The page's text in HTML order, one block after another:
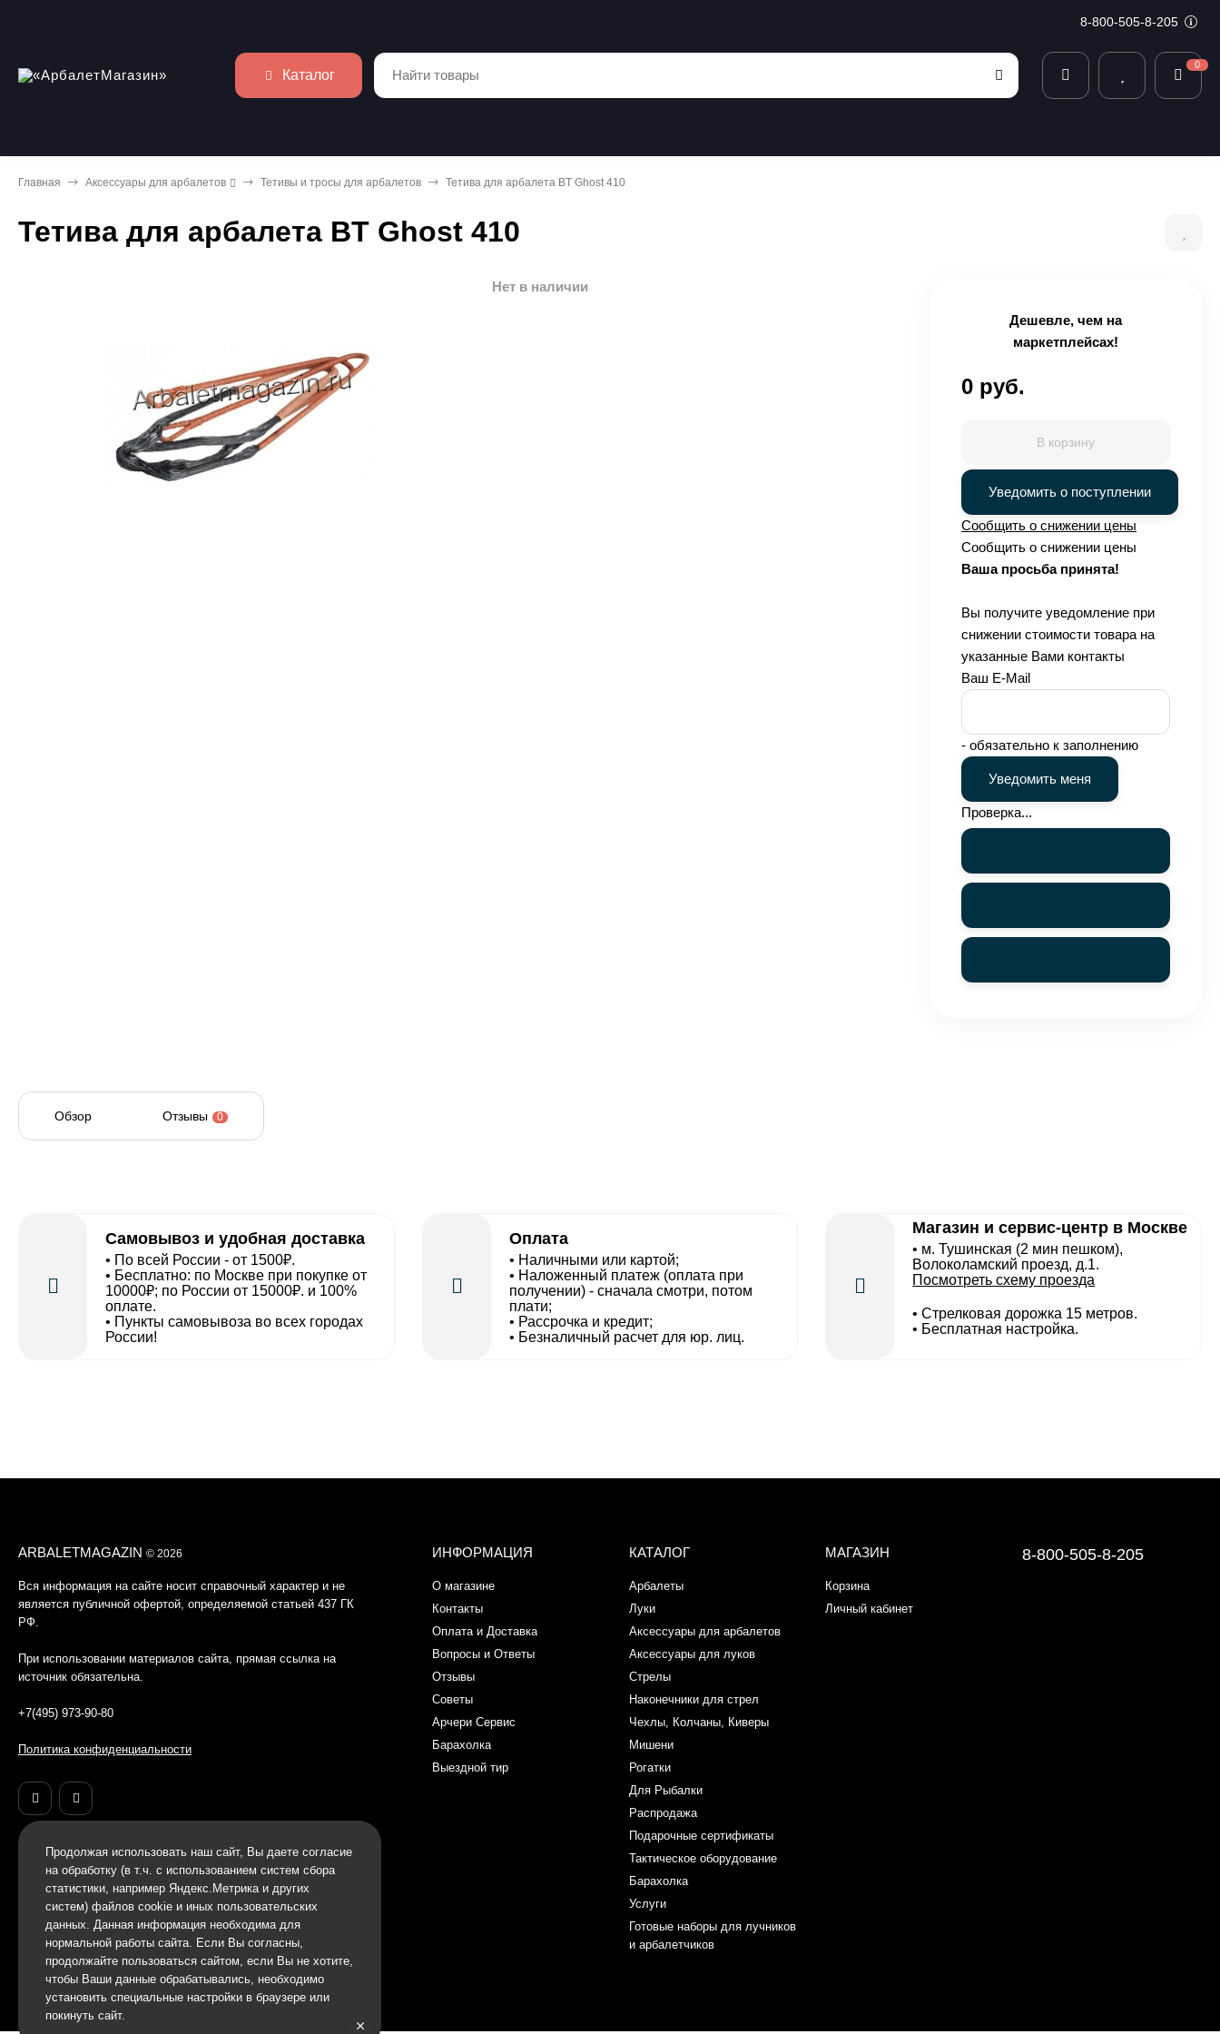
8-800-505-8-205
Каталог
0
Главная Аксессуары для арбалетов Тетивы и тросы для арбалетов Тетива для арбалета BT Ghost 410
Тетива для арбалета BT Ghost 410
Нет в наличии
Дешевле, чем на
маркетплейсах!
0 руб.
В корзину
Уведомить о поступлении
Сообщить о снижении цены
Сообщить о снижении цены
Ваша просьба принята!
Вы получите уведомление при
снижении стоимости товара на
указанные Вами контакты
Ваш E-Mail
- обязательно к заполнению
Проверка...
Обзор Отзывы 0
Самовывоз и удобная доставка
• По всей России - от 1500₽.
• Бесплатно: по Москве при покупке от
10000₽; по России от 15000₽. и 100%
оплате.
• Пункты самовывоза во всех городах
России!
Оплата
• Наличными или картой;
• Наложенный платеж (оплата при
получении) - сначала смотри, потом
плати;
• Рассрочка и кредит;
• Безналичный расчет для юр. лиц.
Магазин и сервис-центр в Москве
• м. Тушинская (2 мин пешком),
Волоколамский проезд, д.1.
Посмотреть схему проезда
• Cтрелковая дорожка 15 метров.
• Бесплатная настройка.
ARBALETMAGAZIN © 2026
Вся информация на сайте носит справочный характер и не
является публичной офертой, определяемой статьей 437 ГК
РФ.
При использовании материалов сайта, прямая ссылка на
источник обязательна.
+7(495) 973-90-80
Политика конфиденциальности
ИНФОРМАЦИЯ
О магазине
Контакты
Оплата и Доставка
Вопросы и Ответы
Отзывы
Советы
Арчери Сервис
Барахолка
Выездной тир
КАТАЛОГ
Арбалеты
Луки
Аксессуары для арбалетов
Аксессуары для луков
Стрелы
Наконечники для стрел
Чехлы, Колчаны, Киверы
Мишени
Рогатки
Для Рыбалки
Распродажа
Подарочные сертификаты
Тактическое оборудование
Барахолка
Услуги
Готовые наборы для лучников
и арбалетчиков
МАГАЗИН
Корзина
Личный кабинет
8-800-505-8-205
Продолжая использовать наш cайт, Вы даете согласие
на обработку (в т.ч. с использованием систем сбора
статистики, например Яндекс.Метрика и других
систем) файлов cookie и иных пользовательских
данных. Данная информация необходима для
нормальной работы сайта. Если Вы согласны,
продолжайте пользоваться сайтом, если Вы не хотите,
чтобы Ваши данные обрабатывались, необходимо
установить специальные настройки в браузере или
покинуть сайт.